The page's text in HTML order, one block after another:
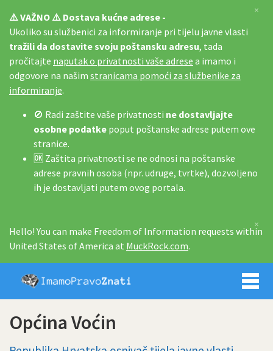
⚠️ VAŽNO ⚠️ Dostava kućne adrese -
Ukoliko su službenici za informiranje pri tijelu javne vlasti
tražili da dostavite svoju poštansku adresu, tada
pročitajte naputak o privatnosti vaše adrese a imamo i
odgovore na našim stranicama pomoći za službenike za
informiranje.
🚫 Radi zaštite vaše privatnosti ne dostavljajte
osobne podatke poput poštanske adrese putem ove
stranice.
🆗 Zaštita privatnosti se ne odnosi na poštanske
adrese pravnih osoba (npr. udruge, tvrtke), dozvoljeno
ih je dostavljati putem ovog portala.
×
Hello! You can make Freedom of Information requests within
United States of America at MuckRock.com.
×
Imamo
Općina Voćin